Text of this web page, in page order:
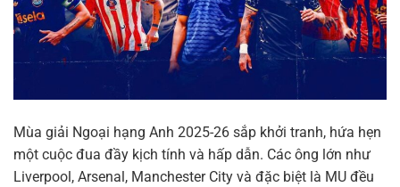
Mùa giải Ngoại hạng Anh 2025-26 sắp khởi tranh, hứa hẹn
một cuộc đua đầy kịch tính và hấp dẫn. Các ông lớn như
Liverpool, Arsenal, Manchester City và đặc biệt là MU đều